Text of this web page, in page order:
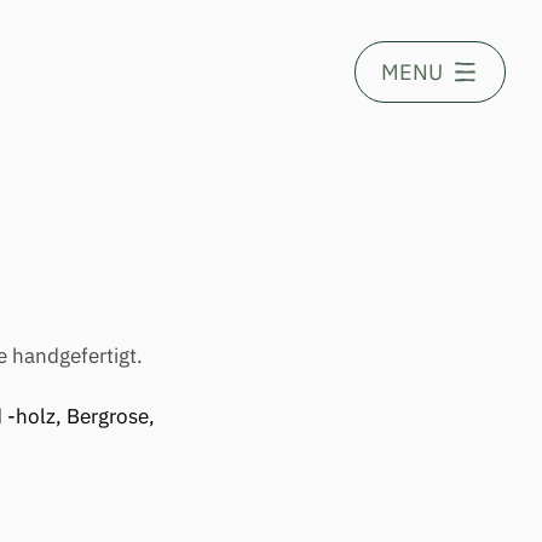
MENU
handgefertigt.
holz, Bergrose,